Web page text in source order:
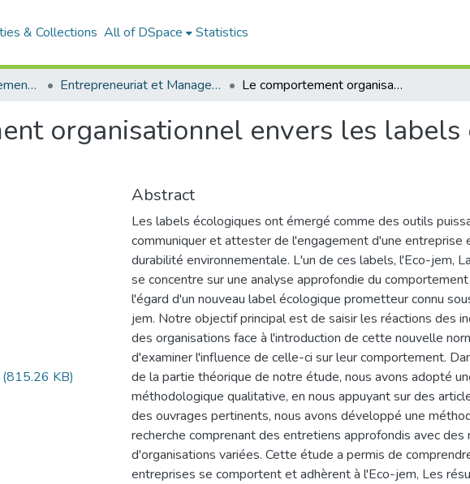
& Collections All of DSpace Statistics
Département Management et Entrepreneuriat Entrepreneuriat et Management de Projets (EMP) Le comportement organisationnel envers les labels écologiques: cas Eco-jem
organisationnel envers les labels
(815.26 KB)
Abstract
Les labels écologiques ont émergé comme des outils
communiquer et attester de l'engagement d'une entreprise
durabilité environnementale. L'un de ces labels, l'Eco-jem,
se concentre sur une analyse approfondie du
l'égard d'un nouveau label écologique prometteur connu
jem. Notre objectif principal est de saisir les réactions des
des organisations face à l'introduction de cette nouvelle
d'examiner l'influence de celle-ci sur leur comportement.
de la partie théorique de notre étude, nous avons adopté
méthodologique qualitative, en nous appuyant sur des
des ouvrages pertinents, nous avons développé une
recherche comprenant des entretiens approfondis avec des
d'organisations variées. Cette étude a permis de
entreprises se comportent et adhèrent à l'Eco-jem, Les